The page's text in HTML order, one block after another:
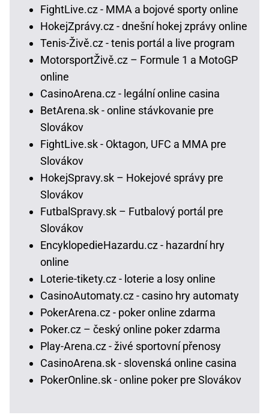
FightLive.cz - MMA a bojové sporty online
HokejZprávy.cz - dnešní hokej zprávy online
Tenis-Živě.cz - tenis portál a live program
MotorsportŽivě.cz – Formule 1 a MotoGP
online
CasinoArena.cz - legální online casina
BetArena.sk - online stávkovanie pre
Slovákov
FightLive.sk - Oktagon, UFC a MMA pre
Slovákov
HokejSpravy.sk – Hokejové správy pre
Slovákov
FutbalSpravy.sk – Futbalový portál pre
Slovákov
EncyklopedieHazardu.cz - hazardní hry
online
Loterie-tikety.cz - loterie a losy online
CasinoAutomaty.cz - casino hry automaty
PokerArena.cz - poker online zdarma
Poker.cz – český online poker zdarma
Play-Arena.cz - živé sportovní přenosy
CasinoArena.sk - slovenská online casina
PokerOnline.sk - online poker pre Slovákov